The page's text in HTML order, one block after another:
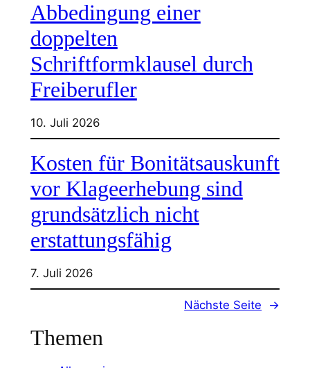
Abbedingung einer
doppelten
Schriftformklausel durch
Freiberufler
10. Juli 2026
Kosten für Bonitätsauskunft
vor Klageerhebung sind
grundsätzlich nicht
erstattungsfähig
7. Juli 2026
Nächste Seite →
Themen